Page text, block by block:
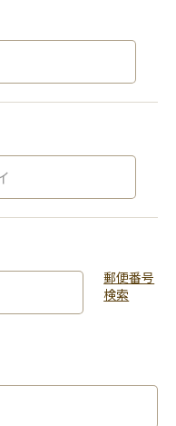
郵便番号
検索